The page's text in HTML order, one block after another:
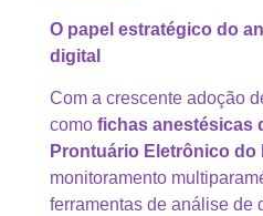
O papel estratégico do
digital
Com a crescente adoção
como fichas anestésicas
Prontuário Eletrônico do
monitoramento
ferramentas de análise de